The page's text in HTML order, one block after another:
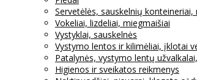
Servetėlės, sauskelnių konteineriai,
Vokeliai, lizdeliai, miegmaišiai
Vystyklai, sauskelnės
Vystymo lentos ir kilimėliai, įklotai
Patalynės, vystymo lentų
Higienos ir sveikatos reikmenys